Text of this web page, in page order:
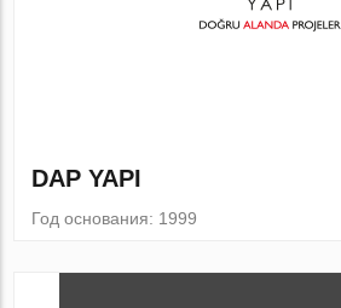
DAP YAPI
Год основания: 1999